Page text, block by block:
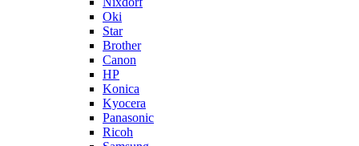
Oki
Star
Brother
Canon
HP
Konica
Kyocera
Panasonic
Ricoh